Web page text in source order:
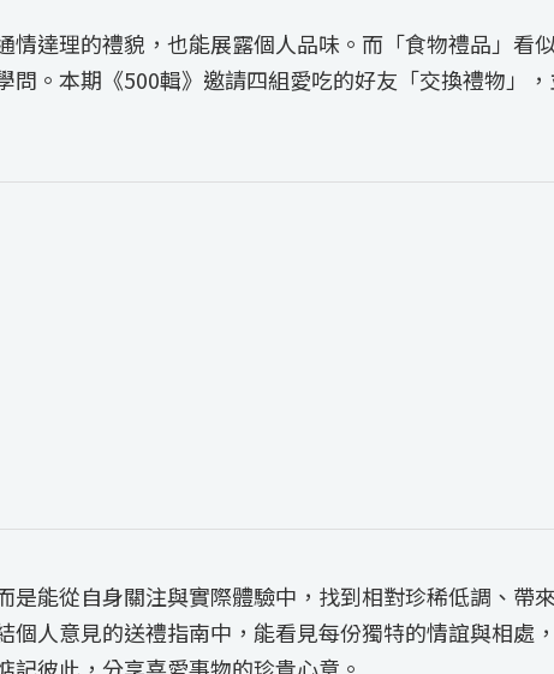
達理的禮貌，也能展露個人品味。而「食物禮品」看
問。本期《500輯》邀請四組愛吃的好友「交換禮物」
能從自身關注與實際體驗中，找到相對珍稀低調、帶
人意見的送禮指南中，能看見每份獨特的情誼與相處